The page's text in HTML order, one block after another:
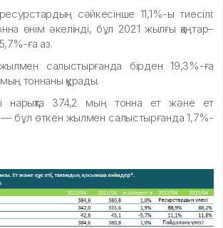
сәйкесінше 11,1%-ы тиесілі:
өнім әкелінді, бұл 2021 жылғы қаңтар–
ға аз.
салыстырғанда бірден 19,3%-ға
тоннаны құрады.
нарықта 374,2 мың тонна ет және ет
— бұл өткен жылмен салыстырғанда 1,7%-